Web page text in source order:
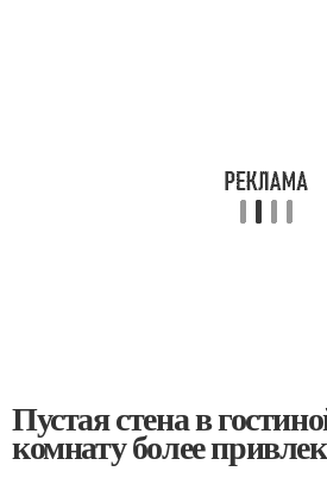
Пустая стена в
комнату более